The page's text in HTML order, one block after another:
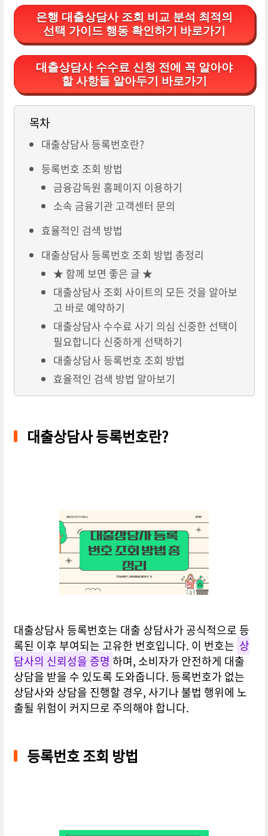
은행 대출상담사 조회 비교 분석 최적의
선택 가이드 행동 확인하기 바로가기
대출상담사 수수료 신청 전에 꼭 알아야
할 사항들 알아두기 바로가기
목차
대출상담사 등록번호란?
등록번호 조회 방법
금융감독원 홈페이지 이용하기
소속 금융기관 고객센터 문의
효율적인 검색 방법
대출상담사 등록번호 조회 방법 총정리
★ 함께 보면 좋은 글 ★
대출상담사 조회 사이트의 모든 것을 알아보
고 바로 예약하기
대출상담사 수수료 사기 의심 신중한 선택이
필요합니다 신중하게 선택하기
대출상담사 등록번호 조회 방법
효율적인 검색 방법 알아보기
대출상담사 등록번호란?
대출상담사 등록번호는 대출 상담사가 공식적으로 등
록된 이후 부여되는 고유한 번호입니다. 이 번호는 상
담사의 신뢰성을 증명 하며, 소비자가 안전하게 대출
상담을 받을 수 있도록 도와줍니다. 등록번호가 없는
상담사와 상담을 진행할 경우, 사기나 불법 행위에 노
출될 위험이 커지므로 주의해야 합니다.
등록번호 조회 방법